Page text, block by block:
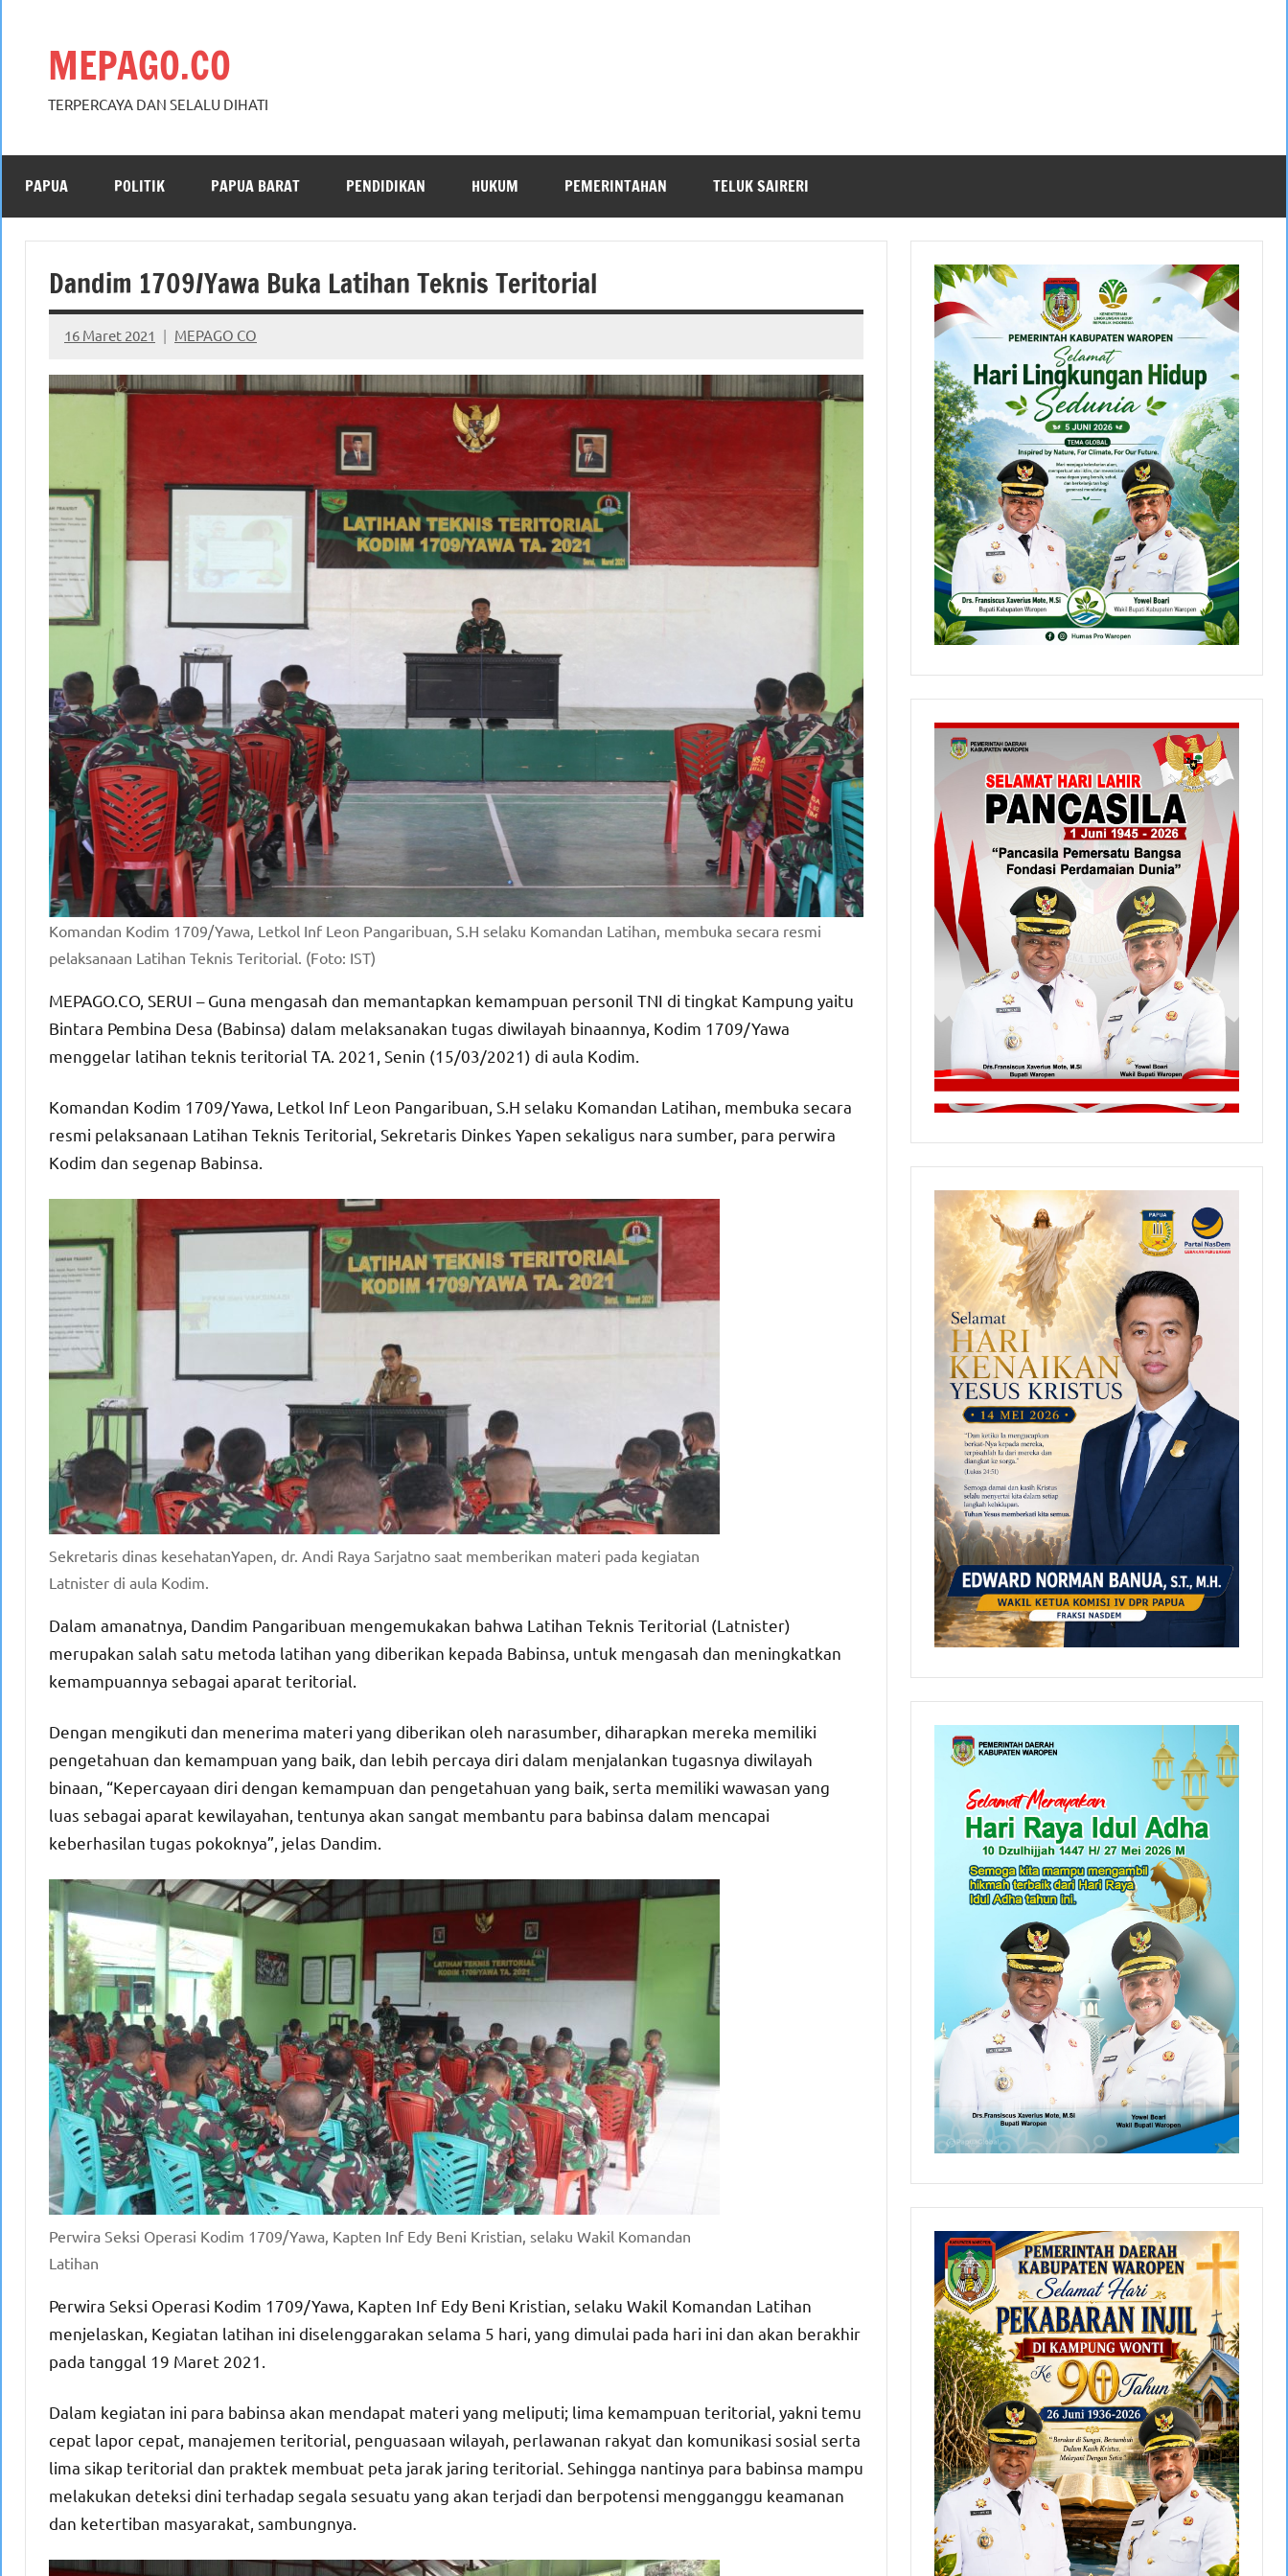
MEPAGO.CO
TERPERCAYA DAN SELALU DIHATI
PAPUA POLITIK PAPUA BARAT PENDIDIKAN HUKUM PEMERINTAHAN TELUK SAIRERI
Dandim 1709/Yawa Buka Latihan Teknis Teritorial
16 Maret 2021 MEPAGO CO
No
comments
Komandan Kodim 1709/Yawa, Letkol Inf Leon Pangaribuan, S.H selaku Komandan Latihan, membuka secara resmi
pelaksanaan Latihan Teknis Teritorial. (Foto: IST)
MEPAGO.CO, SERUI – Guna mengasah dan memantapkan kemampuan personil TNI di tingkat Kampung yaitu
Bintara Pembina Desa (Babinsa) dalam melaksanakan tugas diwilayah binaannya, Kodim 1709/Yawa
menggelar latihan teknis teritorial TA. 2021, Senin (15/03/2021) di aula Kodim.
Komandan Kodim 1709/Yawa, Letkol Inf Leon Pangaribuan, S.H selaku Komandan Latihan, membuka secara
resmi pelaksanaan Latihan Teknis Teritorial, Sekretaris Dinkes Yapen sekaligus nara sumber, para perwira
Kodim dan segenap Babinsa.
Sekretaris dinas kesehatanYapen, dr. Andi Raya Sarjatno saat memberikan materi pada kegiatan
Latnister di aula Kodim.
Dalam amanatnya, Dandim Pangaribuan mengemukakan bahwa Latihan Teknis Teritorial (Latnister)
merupakan salah satu metoda latihan yang diberikan kepada Babinsa, untuk mengasah dan meningkatkan
kemampuannya sebagai aparat teritorial.
Dengan mengikuti dan menerima materi yang diberikan oleh narasumber, diharapkan mereka memiliki
pengetahuan dan kemampuan yang baik, dan lebih percaya diri dalam menjalankan tugasnya diwilayah
binaan, “Kepercayaan diri dengan kemampuan dan pengetahuan yang baik, serta memiliki wawasan yang
luas sebagai aparat kewilayahan, tentunya akan sangat membantu para babinsa dalam mencapai
keberhasilan tugas pokoknya”, jelas Dandim.
Perwira Seksi Operasi Kodim 1709/Yawa, Kapten Inf Edy Beni Kristian, selaku Wakil Komandan
Latihan
Perwira Seksi Operasi Kodim 1709/Yawa, Kapten Inf Edy Beni Kristian, selaku Wakil Komandan Latihan
menjelaskan, Kegiatan latihan ini diselenggarakan selama 5 hari, yang dimulai pada hari ini dan akan berakhir
pada tanggal 19 Maret 2021.
Dalam kegiatan ini para babinsa akan mendapat materi yang meliputi; lima kemampuan teritorial, yakni temu
cepat lapor cepat, manajemen teritorial, penguasaan wilayah, perlawanan rakyat dan komunikasi sosial serta
lima sikap teritorial dan praktek membuat peta jarak jaring teritorial. Sehingga nantinya para babinsa mampu
melakukan deteksi dini terhadap segala sesuatu yang akan terjadi dan berpotensi mengganggu keamanan
dan ketertiban masyarakat, sambungnya.